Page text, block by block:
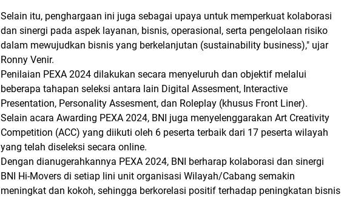
Selain itu, penghargaan ini juga sebagai upaya untuk memperkuat kolaborasi
dan sinergi pada aspek layanan, bisnis, operasional, serta pengelolaan risiko
dalam mewujudkan bisnis yang berkelanjutan (sustainability business)," ujar
Ronny Venir.
Penilaian PEXA 2024 dilakukan secara menyeluruh dan objektif melalui
beberapa tahapan seleksi antara lain Digital Assesment, Interactive
Presentation, Personality Assesment, dan Roleplay (khusus Front Liner).
Selain acara Awarding PEXA 2024, BNI juga menyelenggarakan Art Creativity
Competition (ACC) yang diikuti oleh 6 peserta terbaik dari 17 peserta wilayah
yang telah diseleksi secara online.
Dengan dianugerahkannya PEXA 2024, BNI berharap kolaborasi dan sinergi
BNI Hi-Movers di setiap lini unit organisasi Wilayah/Cabang semakin
meningkat dan kokoh, sehingga berkorelasi positif terhadap peningkatan bisnis